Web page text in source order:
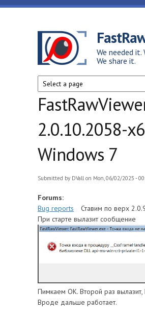
Skip to main content
We needed it.
We share it.
2.0.10.2058-
Windows 7
Submitted by DVall on Mon, 06/02/2025 -
Forums:
Bug reports
Ставим по верх
При старте вылазит сообщение
Пимкаем ОК. Второй раз
Вроде дальше работает.